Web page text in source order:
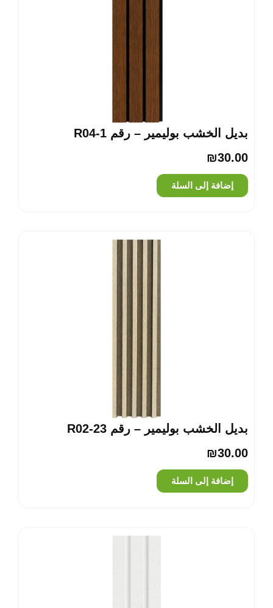
بديل الخشب بوليمير – رقم R04-1
₪30.00
إضافة إلى السلة
بديل الخشب بوليمير – رقم R02-23
₪30.00
إضافة إلى السلة